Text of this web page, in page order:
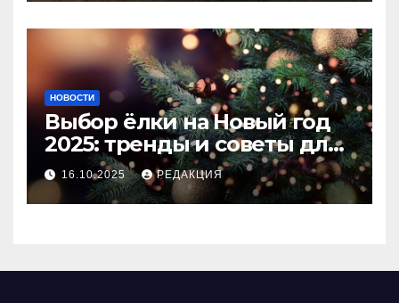
НОВОСТИ
Выбор ёлки на Новый год
2025: тренды и советы для
идеального праздника
16.10.2025 РЕДАКЦИЯ